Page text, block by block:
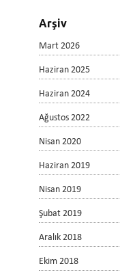
Arşiv
Mart 2026
Haziran 2025
Haziran 2024
Ağustos 2022
Nisan 2020
Haziran 2019
Nisan 2019
Şubat 2019
Aralık 2018
Ekim 2018